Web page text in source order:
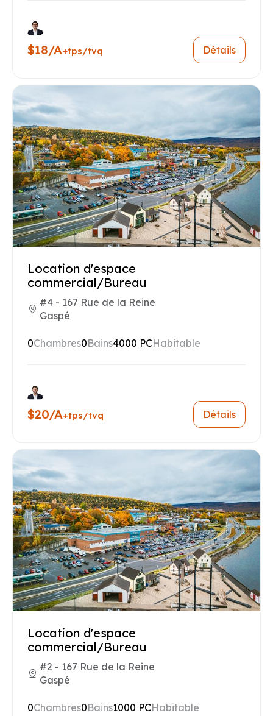
$18/A+tps/tvq Détails
Location d'espace
commercial/Bureau
#4 - 167 Rue de la Reine
Gaspé
0Chambres0Bains4000 PCHabitable
$20/A+tps/tvq Détails
Location d'espace
commercial/Bureau
#2 - 167 Rue de la Reine
Gaspé
0Chambres0Bains1000 PCHabitable